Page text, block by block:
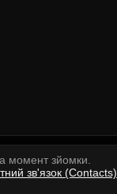
момент зйомки.
зв'язок (Contacts)